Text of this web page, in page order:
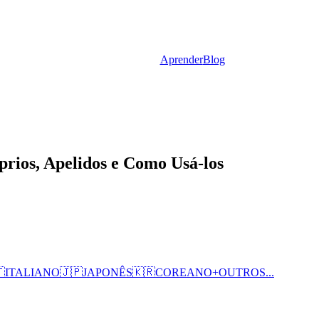
AprenderBlog
Apelidos e Como Usá-los
ITALIANO🇯🇵JAPONÊS🇰🇷COREANO+OUTROS...